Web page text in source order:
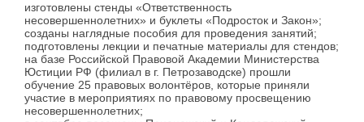
изготовлены стенды «Ответственность
несовершеннолетних» и буклеты «Подросток и Закон»;
созданы наглядные пособия для проведения занятий;
подготовлены лекции и печатные материалы для стендов;
на базе Российской Правовой Академии Министерства
Юстиции РФ (филиал в г. Петрозаводске) прошли
обучение 25 правовых волонтёров, которые приняли
участие в мероприятиях по правовому просвещению
несовершеннолетних;